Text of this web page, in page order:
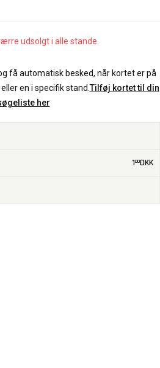
udsolgt i alle stande.
få automatisk besked, når kortet er på
en i specifik stand. Tilføj kortet til din
her
100DKK